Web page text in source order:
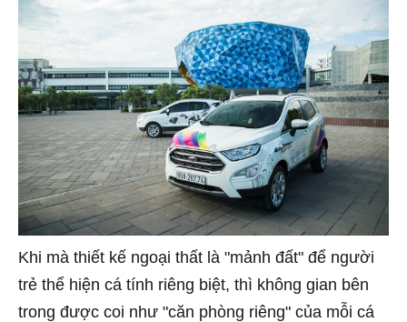
Khi mà thiết kế ngoại thất là "mảnh đất" để người
trẻ thể hiện cá tính riêng biệt, thì không gian bên
trong được coi như "căn phòng riêng" của mỗi cá